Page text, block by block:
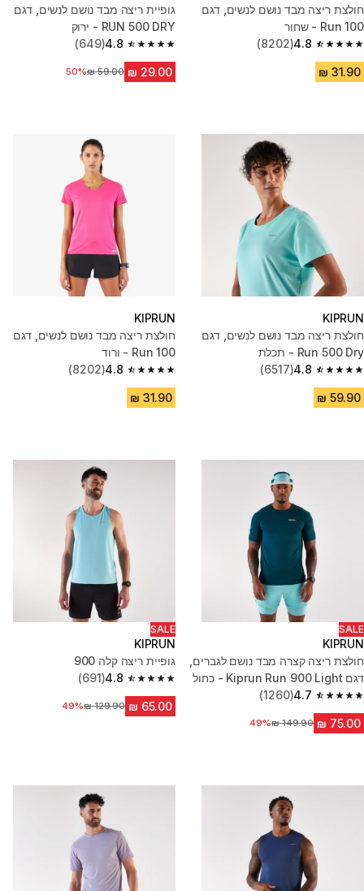
חולצת ריצה מבד נושם לנשים, דגם
Run 100 - שחור
4.8
4.8 out of 5 stars from 8202 reviews
(8202)
גופיית ריצה מבד נושם לנשים, דגם
RUN 500 DRY - ירוק
4.8
4.8 out of 5 stars from 649 reviews
(649)
מחיר לפני הנחה‏59.00 ₪
50%
KIPRUN
חולצת ריצה מבד נושם לנשים, דגם
Run 500 Dry - תכלת
4.8
4.8 out of 5 stars from 6517 reviews
(6517)
KIPRUN
חולצת ריצה מבד נושם לנשים, דגם
Run 100 - ורוד
4.8
4.8 out of 5 stars from 8202 reviews
(8202)
SALE
KIPRUN
חולצת ריצה קצרה מבד נושם לגברים,
דגם Kiprun Run 900 Light - כחול
4.7
4.7 out of 5 stars from 1260 reviews
(1260)
מחיר לפני הנחה‏149.90 ₪
49%
SALE
KIPRUN
גופיית ריצה קלה 900
4.8
4.8 out of 5 stars from 691 reviews
(691)
מחיר לפני הנחה‏129.90 ₪
49%